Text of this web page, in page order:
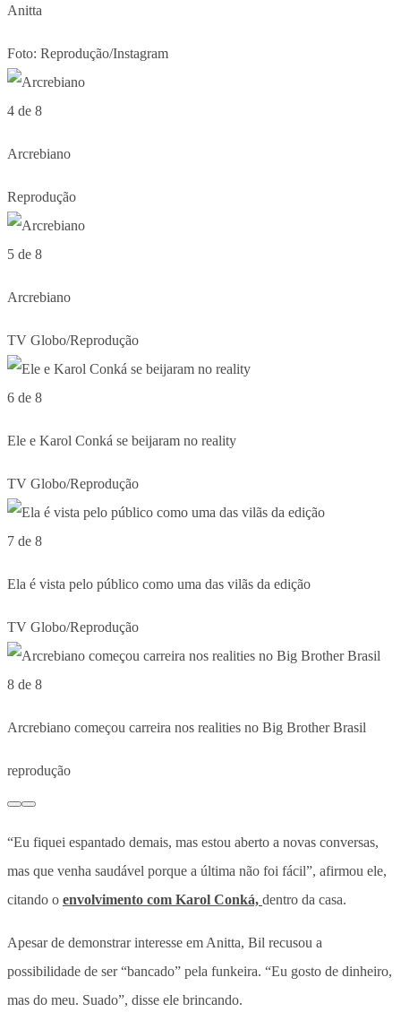
Anitta
Foto: Reprodução/Instagram
4 de 8
Arcrebiano
Reprodução
5 de 8
Arcrebiano
TV Globo/Reprodução
6 de 8
Ele e Karol Conká se beijaram no reality
TV Globo/Reprodução
7 de 8
Ela é vista pelo público como uma das vilãs da edição
TV Globo/Reprodução
8 de 8
Arcrebiano começou carreira nos realities no Big Brother Brasil
reprodução
“Eu fiquei espantado demais, mas estou aberto a novas conversas,
mas que venha saudável porque a última não foi fácil”, afirmou ele,
citando o envolvimento com Karol Conká, dentro da casa.
Apesar de demonstrar interesse em Anitta, Bil recusou a
possibilidade de ser “bancado” pela funkeira. “Eu gosto de dinheiro,
mas do meu. Suado”, disse ele brincando.